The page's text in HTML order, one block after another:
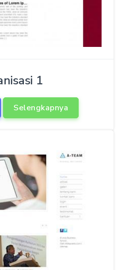
1
Selengkapnya